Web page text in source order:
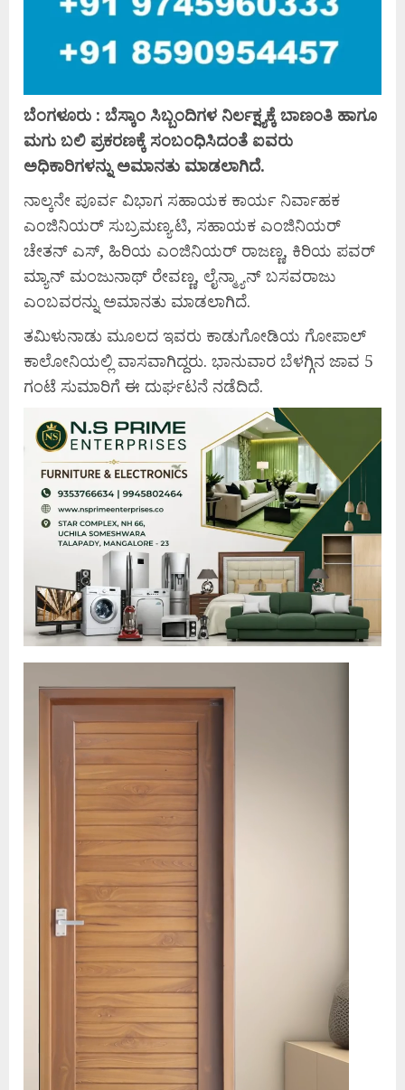
ಬೆಂಗಳೂರು : ಬೆಸ್ಕಾಂ ಸಿಬ್ಬಂದಿಗಳ ನಿರ್ಲಕ್ಷ್ಯಕ್ಕೆ ಬಾಣಂತಿ ಹಾಗೂ
ಮಗು ಬಲಿ ಪ್ರಕರಣಕ್ಕೆ ಸಂಬಂಧಿಸಿದಂತೆ ಐವರು
ಅಧಿಕಾರಿಗಳನ್ನು ಅಮಾನತು ಮಾಡಲಾಗಿದೆ.
ನಾಲ್ಕನೇ ಪೂರ್ವ ವಿಭಾಗ ಸಹಾಯಕ ಕಾರ್ಯ ನಿರ್ವಾಹಕ
ಎಂಜಿನಿಯರ್ ಸುಬ್ರಮಣ್ಯ.ಟಿ, ಸಹಾಯಕ ಎಂಜಿನಿಯರ್
ಚೇತನ್ ಎಸ್, ಹಿರಿಯ ಎಂಜಿನಿಯರ್ ರಾಜಣ್ಣ, ಕಿರಿಯ ಪವರ್
ಮ್ಯಾನ್ ಮಂಜುನಾಥ್ ರೇವಣ್ಣ, ಲೈನ್ಮ್ಯಾನ್ ಬಸವರಾಜು
ಎಂಬವರನ್ನು ಅಮಾನತು ಮಾಡಲಾಗಿದೆ.
ತಮಿಳುನಾಡು ಮೂಲದ ಇವರು ಕಾಡುಗೋಡಿಯ ಗೋಪಾಲ್
ಕಾಲೋನಿಯಲ್ಲಿ ವಾಸವಾಗಿದ್ದರು. ಭಾನುವಾರ ಬೆಳಗ್ಗಿನ ಜಾವ 5
ಗಂಟೆ ಸುಮಾರಿಗೆ ಈ ದುರ್ಘಟನೆ ನಡೆದಿದೆ.